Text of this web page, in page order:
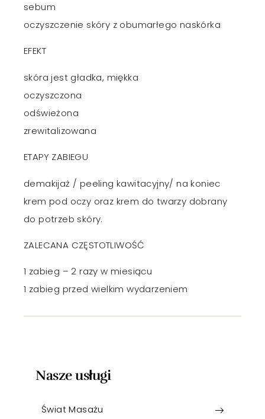
sebum
oczyszczenie skóry z obumarłego naskórka
EFEKT
skóra jest gładka, miękka
oczyszczona
odświeżona
zrewitalizowana
ETAPY ZABIEGU
demakijaż / peeling kawitacyjny/ na koniec
krem pod oczy oraz krem do twarzy dobrany
do potrzeb skóry.
ZALECANA CZĘSTOTLIWOŚĆ
1 zabieg – 2 razy w miesiącu
1 zabieg przed wielkim wydarzeniem
Nasze usługi
Świat Masażu